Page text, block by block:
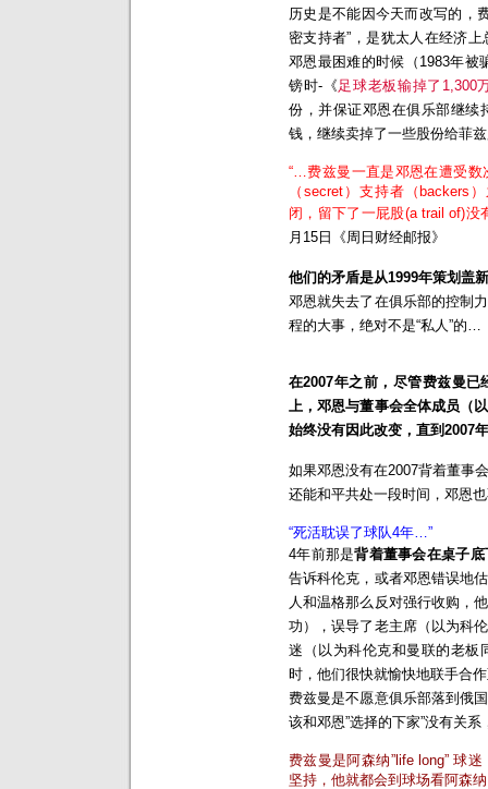
历史是不能因今天而改写的，
密支持者”，是犹太人在经济
邓恩最困难的时候（1983年被
镑时-《 足球老板输掉了1,300
份，并保证邓恩在俱乐部继续
钱，继续卖掉了一些股份给菲
“…费兹曼一直是邓恩在遭受数
（secret）支持者（backers
闭，留下了一屁股(a trail of)
月15日《周日财经邮报》
他们的矛盾是从1999年策划盖
邓恩就失去了在俱乐部的控制
程的大事，绝对不是“私人”的…
在2007年之前，尽管费兹曼
上，邓恩与董事会全体成员（
始终没有因此改变，直到2007
如果邓恩没有在2007背着董事
还能和平共处一段时间，邓恩
“死活耽误了球队4年…”
4年前那是背着董事会在桌子
告诉科伦克，或者邓恩错误地
人和温格那么反对强行收购，
功），误导了老主席（以为科
迷（以为科伦克和曼联的老板
时，他们很快就愉快地联手合
费兹曼是不愿意俱乐部落到俄
该和邓恩”选择的下家”没有关
费兹曼是阿森纳”life long” 球
坚持，他就都会到球场看阿森